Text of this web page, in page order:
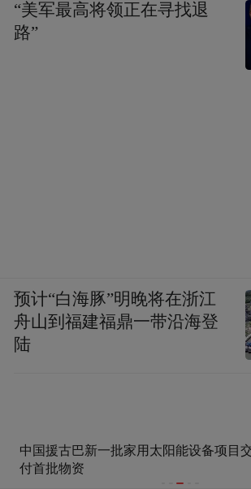
山东：筑牢全民健身根基 助力
健康中国建设
“美军最高将领正在寻找退
路”
预计“白海豚”明晚将在浙江
舟山到福建福鼎一带沿海登
陆